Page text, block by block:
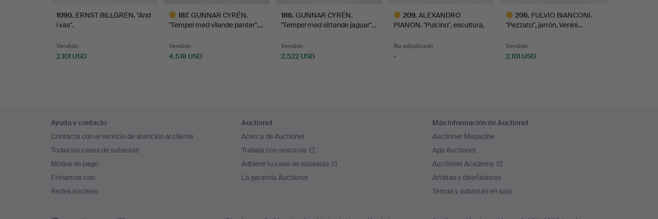
1090. ERNST BILLGREN. "And
i vas".
Vendido
2.101 USD
187. GUNNAR CYRÉN.
"Tempel med vilande panter",…
Vendido
4.518 USD
186. GUNNAR CYRÉN.
"Tempel med sittande jaguar"…
Vendido
2.522 USD
209. ALEXANDRO
PIANON. "Pulcino", escultura,
No adjudicado
-
206. FULVIO BIANCONI.
"Pezzato", jarrón, Venini…
Vendido
2.101 USD
en
el
pie
de
página
Ayuda y contacto
Contacta con el servicio de atención al cliente
Todas las casas de subastas
Modos de pago
Enviamos con
Redes sociales
Auctionet
Acerca de Auctionet
Trabaja con nosotros
Adhiere tu casa de subastas
La garantía Auctionet
Más información de Auctionet
Auctionet Magazine
App Auctionet
Auctionet Academy
Artistas y diseñadores
Temas y subastas en sala